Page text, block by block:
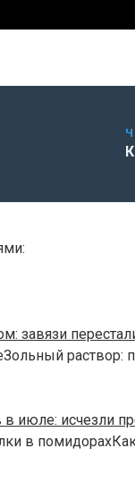
завязи
раствор:
в июле: исчезли
в